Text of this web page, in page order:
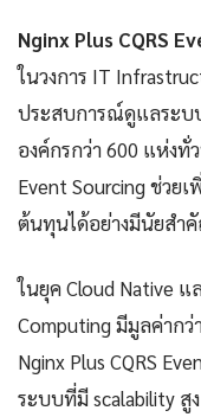
Nginx Plus CQRS
ในวงการ IT
ประสบการณ์ดูแลระบ
องค์กรกว่า 600 แห่งทั่
Event Sourcing ช่วย
ต้นทุนได้อย่างมีนัยสำ
ในยุค Cloud Native แ
Computing มีมูลค่าก
Nginx Plus CQRS
ระบบที่มี scalability สู